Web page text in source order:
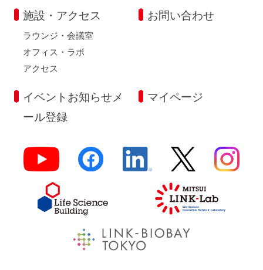
施設・アクセス
ラウンジ・会議室
オフィス・ラボ
アクセス
お問い合わせ
イベントお知らせメ
ール登録
マイページ